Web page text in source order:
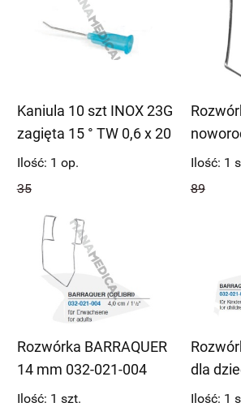
Kaniula 10 szt INOX 23G
zagięta 15 ° TW 0,6 x 20
mm CHOP23045B/20
35
Ilość: 1 op.
4mm
89
Ilość: 1
Rozwórka BARRAQUER
14 mm 032-021-004
druciana
Ilość: 1 szt.
dla
021-
Ilość: 1